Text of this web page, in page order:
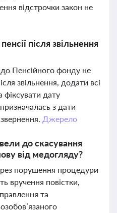
відстрочки закон не
після звільнення
Пенсійного фонду не
звільнення, додати всі
фіксувати дату
з дати
Джерело
до скасування
від медогляду?
порушення процедури
вручення повістки,
та